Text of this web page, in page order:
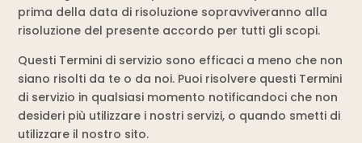
prima della data di risoluzione sopravviveranno alla
risoluzione del presente accordo per tutti gli scopi.
Questi Termini di servizio sono efficaci a meno che non
siano risolti da te o da noi. Puoi risolvere questi Termini
di servizio in qualsiasi momento notificandoci che non
desideri più utilizzare i nostri servizi, o quando smetti di
utilizzare il nostro sito.